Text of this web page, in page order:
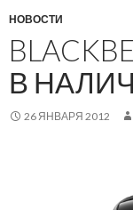
НОВОСТИ
В
26 ЯНВАРЯ 2012